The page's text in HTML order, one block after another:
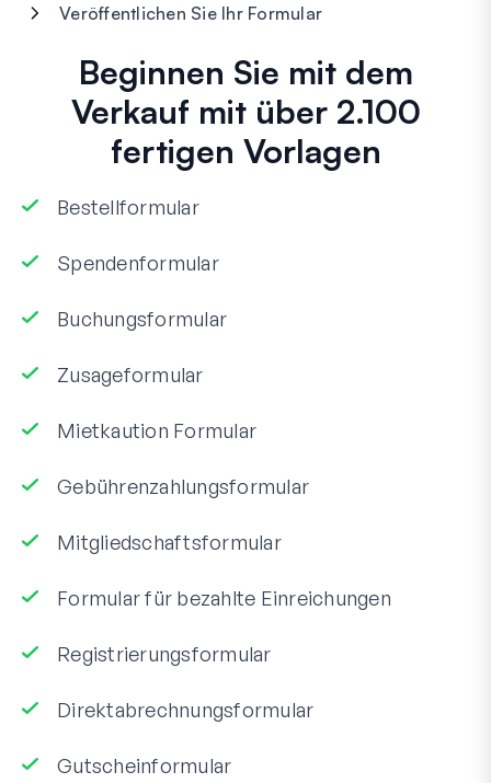
Veröffentlichen Sie Ihr Formular
Beginnen Sie mit dem
Verkauf mit über 2.100
fertigen Vorlagen
Bestellformular
Spendenformular
Buchungsformular
Zusageformular
Mietkaution Formular
Gebührenzahlungsformular
Mitgliedschaftsformular
Formular für bezahlte Einreichungen
Registrierungsformular
Direktabrechnungsformular
Gutscheinformular